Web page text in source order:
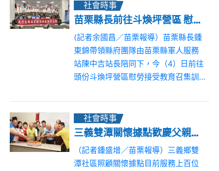
社會時事
苗栗縣長前往斗煥坪營區 慰勞教召後備軍人致贈加菜金
(記者余國昌／苗栗報導）苗栗縣長鍾
東錦帶領縣府團隊由苗栗縣軍人服務
站陳中吉站長陪同下，今（4）日前往
頭份斗煥坪營區慰勞接受教育召集訓
辛勤參訓的召員表達最誠摯的敬意與
感謝，並致贈加菜金新臺幣50萬元，
為後備弟兄...
社會時事
三義雙潭關懷據點歡慶父親節 鍾東錦與長輩切蛋糕唱山歌同樂
（記者鍾盛增／苗栗報導）三義鄉雙
潭社區照顧關懷據點目前服務上百位